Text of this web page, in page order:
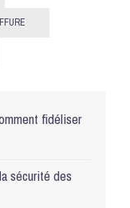
fidéliser
sécurité des